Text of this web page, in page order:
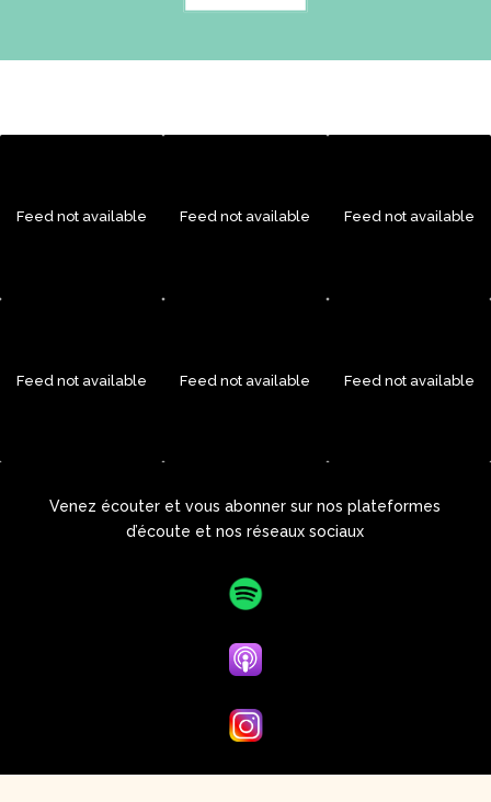
Feed not available Feed not available Feed not available
Feed not available Feed not available Feed not available
Venez écouter et vous abonner sur nos plateformes
d’écoute et nos réseaux sociaux